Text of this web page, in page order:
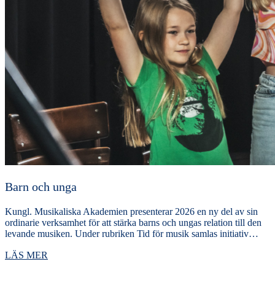
Barn och unga
Kungl. Musikaliska Akademien presenterar 2026 en ny del av sin
ordinarie verksamhet för att stärka barns och ungas relation till den
levande musiken. Under rubriken Tid för musik samlas initiativ…
LÄS MER